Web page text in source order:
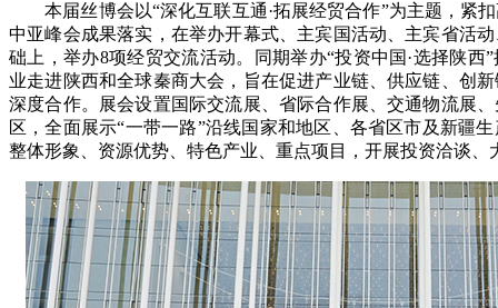
本届丝博会以“深化互联互通·拓展经贸合作”为主题，紧
中亚峰会成果落实，在举办开幕式、主宾国活动、主宾省活
础上，举办8项经贸交流活动。同期举办“投资中国·选择陕
业走进陕西和全球秦商大会，旨在促进产业链、供应链、创
深度合作。展会设置国际交流展、省际合作展、交通物流展
区，全面展示“一带一路”沿线国家和地区、各省区市及新疆
整体形象、资源优势、特色产业、重点项目，开展投资洽谈、